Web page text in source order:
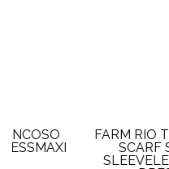
FARM RIO TROPICAL
SCARF SAND
SLEEVELESS MINI